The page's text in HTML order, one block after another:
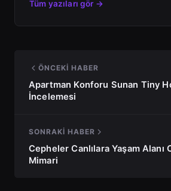
Tüm yazıları gör →
ÖNCEKI HABER
Apartman Konforu Sunan Tiny
İncelemesi
SONRAKI HABER
Cepheler Canlılara Yaşam Alanı
Mimari